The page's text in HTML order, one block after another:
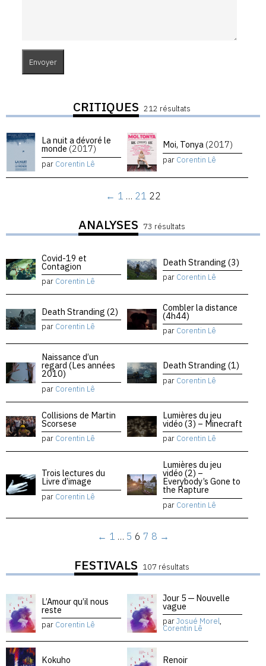
CRITIQUES 212 résultats
La nuit a dévoré le
monde (2017)
par Corentin Lê
Moi, Tonya (2017)
par Corentin Lê
← 1 … 21 22
ANALYSES 73 résultats
Covid-19 et
Contagion
par Corentin Lê
Death Stranding (3)
par Corentin Lê
Death Stranding (2)
par Corentin Lê
Combler la distance
(4h44)
par Corentin Lê
Naissance d’un
regard (Les années
2010)
par Corentin Lê
Death Stranding (1)
par Corentin Lê
Collisions de Martin
Scorsese
par Corentin Lê
Lumières du jeu
vidéo (3) – Minecraft
par Corentin Lê
Trois lectures du
Livre d’image
par Corentin Lê
Lumières du jeu
vidéo (2) –
Everybody’s Gone to
the Rapture
par Corentin Lê
← 1 … 5 6 7 8 →
FESTIVALS 107 résultats
L’Amour qu’il nous
reste
par Corentin Lê
Jour 5 — Nouvelle
vague
parJosué Morel,
Corentin Lê
Kokuho Renoir